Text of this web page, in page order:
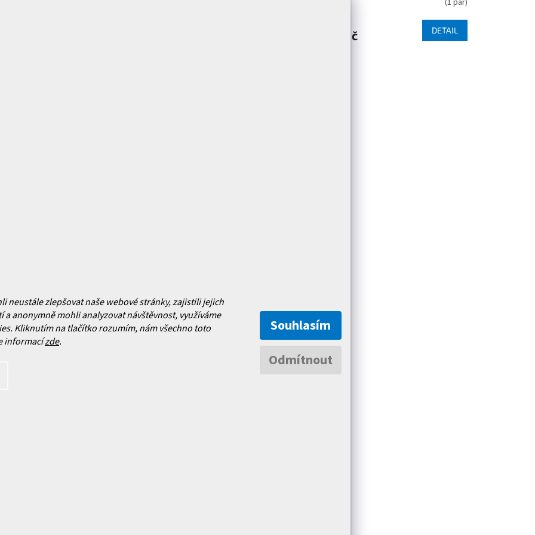
neustále zlepšovat naše webové stránky, zajistili jejich
a anonymně mohli analyzovat návštěvnost, využíváme
Kliknutím na tlačítko rozumím, nám všechno toto
informacízde.
Odmítnout
Souhlasím
599 Kč DETAIL
platba
a reklamace zboží
podmínky
ochrany osobních údajů
Často kladené dotazy
produktech na našem e-
s